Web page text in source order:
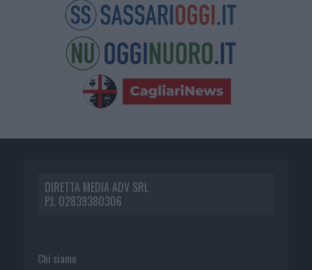
DIRETTA MEDIA ADV SRL
P.I. 02839380306
Chi siamo